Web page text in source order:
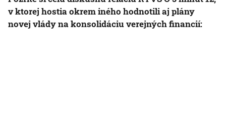
v ktorej hostia okrem iného hodnotili aj plány
novej vlády na konsolidáciu verejných financií: